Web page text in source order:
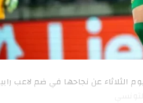
الثلاثاء عن نجاحها في ضم لاعب